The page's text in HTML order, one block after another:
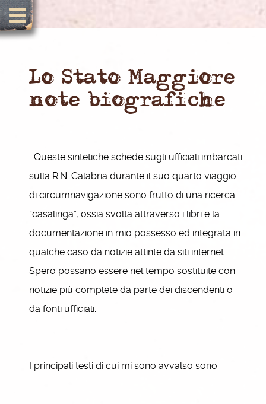
Lo Stato Maggiore
note biografiche
Queste sintetiche schede sugli ufficiali imbarcati
sulla R.N. Calabria durante il suo quarto viaggio
di circumnavigazione sono frutto di una ricerca
“casalinga”, ossia svolta attraverso i libri e la
documentazione in mio possesso ed integrata in
qualche caso da notizie attinte da siti internet.
Spero possano essere nel tempo sostituite con
notizie più complete da parte dei discendenti o
da fonti ufficiali.
I principali testi di cui mi sono avvalso sono: